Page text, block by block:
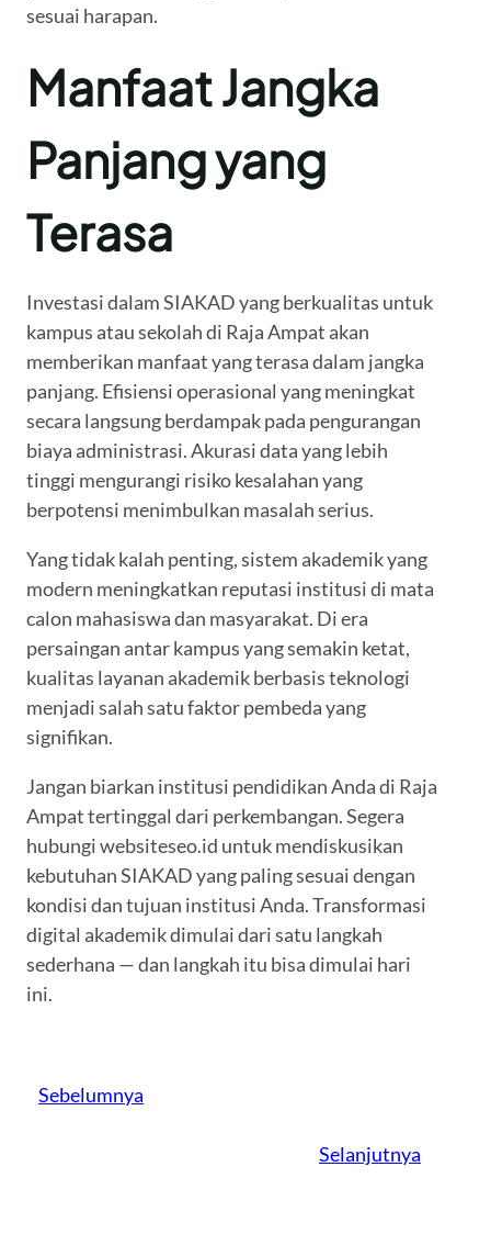
sesuai harapan.
Manfaat Jangka
Panjang yang
Terasa
Investasi dalam SIAKAD yang berkualitas untuk
kampus atau sekolah di Raja Ampat akan
memberikan manfaat yang terasa dalam jangka
panjang. Efisiensi operasional yang meningkat
secara langsung berdampak pada pengurangan
biaya administrasi. Akurasi data yang lebih
tinggi mengurangi risiko kesalahan yang
berpotensi menimbulkan masalah serius.
Yang tidak kalah penting, sistem akademik yang
modern meningkatkan reputasi institusi di mata
calon mahasiswa dan masyarakat. Di era
persaingan antar kampus yang semakin ketat,
kualitas layanan akademik berbasis teknologi
menjadi salah satu faktor pembeda yang
signifikan.
Jangan biarkan institusi pendidikan Anda di Raja
Ampat tertinggal dari perkembangan. Segera
hubungi websiteseo.id untuk mendiskusikan
kebutuhan SIAKAD yang paling sesuai dengan
kondisi dan tujuan institusi Anda. Transformasi
digital akademik dimulai dari satu langkah
sederhana — dan langkah itu bisa dimulai hari
ini.
Sebelumnya
Selanjutnya